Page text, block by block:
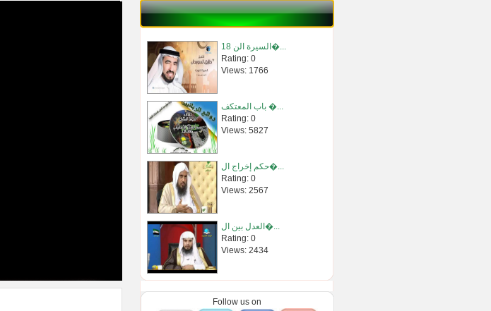
18 السيرة الن�...
Rating: 0
Views: 1766
باب المعتكف �...
Rating: 0
Views: 5827
حكم إخراج ال�...
Rating: 0
Views: 2567
العدل بين ال�...
Rating: 0
Views: 2434
Rating: 0
Follow us on